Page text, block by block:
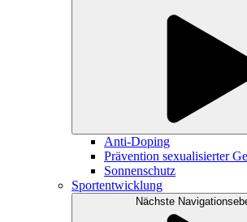
Anti-Doping
Prävention sexualisierter
Sonnenschutz
Sportentwicklung
Nächste